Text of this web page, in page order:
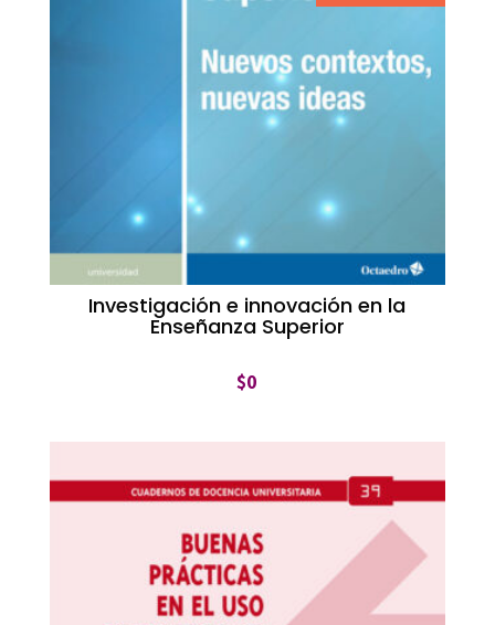
Investigación e innovación en la
Enseñanza Superior
$0